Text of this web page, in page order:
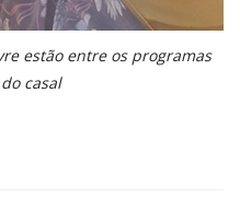
estão entre os programas
casal